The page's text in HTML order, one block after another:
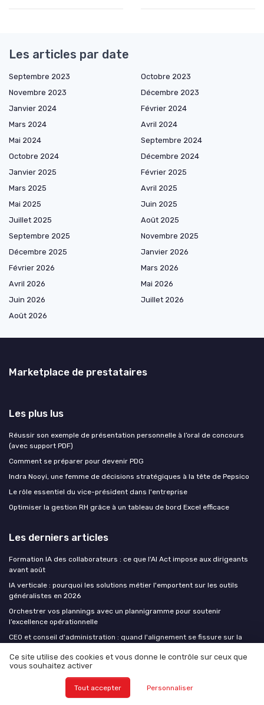
Les articles par date
Septembre 2023
Octobre 2023
Novembre 2023
Décembre 2023
Janvier 2024
Février 2024
Mars 2024
Avril 2024
Mai 2024
Septembre 2024
Octobre 2024
Décembre 2024
Janvier 2025
Février 2025
Mars 2025
Avril 2025
Mai 2025
Juin 2025
Juillet 2025
Août 2025
Septembre 2025
Novembre 2025
Décembre 2025
Janvier 2026
Février 2026
Mars 2026
Avril 2026
Mai 2026
Juin 2026
Juillet 2026
Août 2026
Marketplace de prestataires
Les plus lus
Réussir son exemple de présentation personnelle à l’oral de concours
(avec support PDF)
Comment se préparer pour devenir PDG
Indra Nooyi, une femme de décisions stratégiques à la tête de Pepsico
Le rôle essentiel du vice-président dans l'entreprise
Optimiser la gestion RH grâce à un tableau de bord Excel efficace
Les derniers articles
Formation IA des collaborateurs : ce que l'AI Act impose aux dirigeants
avant août
IA verticale : pourquoi les solutions métier l'emportent sur les outils
généralistes en 2026
Orchestrer vos plannings avec un plannigramme pour soutenir
l’excellence opérationnelle
CEO et conseil d'administration : quand l'alignement se fissure sur la
Vitrail et architecture d'intérieur : lumière sur un artisanat d'exception
CEO at WORK !
Ce site utilise des cookies et vous donne le contrôle sur ceux que
vous souhaitez activer
Tout accepter Personnaliser